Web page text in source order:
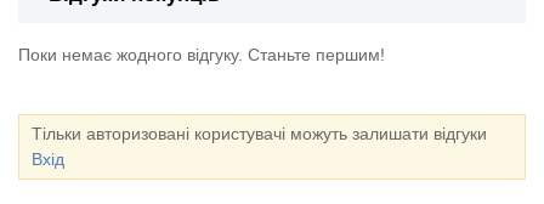
Поки немає жодного відгуку. Станьте першим!
Тільки авторизовані користувачі можуть залишати відгуки
Вхід